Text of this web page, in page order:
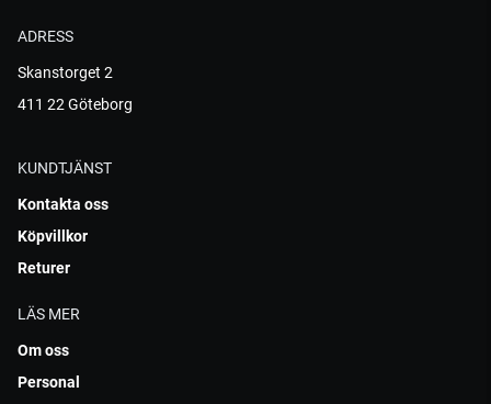
ADRESS
Skanstorget 2
411 22 Göteborg
KUNDTJÄNST
Kontakta oss
Köpvillkor
Returer
LÄS MER
Om oss
Personal